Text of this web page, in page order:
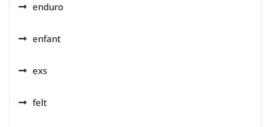
enduro
enfant
exs
felt